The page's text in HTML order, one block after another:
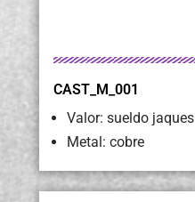
CAST_M_001
Valor: sueldo jaques
Metal: cobre